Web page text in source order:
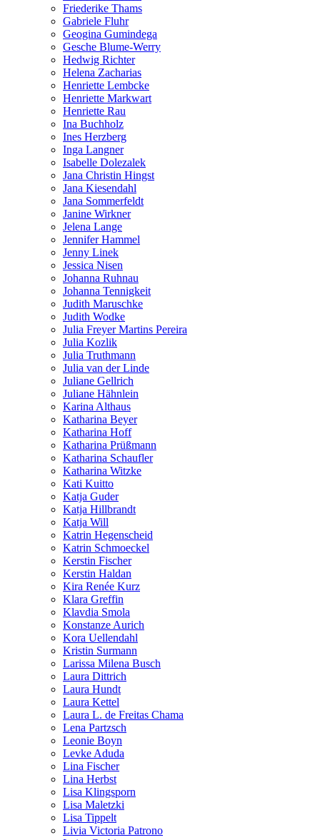
Friederike Thams
Gabriele Fluhr
Geogina Gumindega
Gesche Blume-Werry
Hedwig Richter
Helena Zacharias
Henriette Lembcke
Henriette Markwart
Henriette Rau
Ina Buchholz
Ines Herzberg
Inga Langner
Isabelle Dolezalek
Jana Christin Hingst
Jana Kiesendahl
Jana Sommerfeldt
Janine Wirkner
Jelena Lange
Jennifer Hammel
Jenny Linek
Jessica Nisen
Johanna Ruhnau
Johanna Tennigkeit
Judith Maruschke
Judith Wodke
Julia Freyer Martins Pereira
Julia Kozlik
Julia Truthmann
Julia van der Linde
Juliane Gellrich
Juliane Hähnlein
Karina Althaus
Katharina Beyer
Katharina Hoff
Katharina Prüßmann
Katharina Schaufler
Katharina Witzke
Kati Kuitto
Katja Guder
Katja Hillbrandt
Katja Will
Katrin Hegenscheid
Katrin Schmoeckel
Kerstin Fischer
Kerstin Haldan
Kira Renée Kurz
Klara Greffin
Klavdia Smola
Konstanze Aurich
Kora Uellendahl
Kristin Surmann
Larissa Milena Busch
Laura Dittrich
Laura Hundt
Laura Kettel
Laura L. de Freitas Chama
Lena Partzsch
Leonie Boyn
Levke Aduda
Lina Fischer
Lina Herbst
Lisa Klingsporn
Lisa Maletzki
Lisa Tippelt
Livia Victoria Patrono